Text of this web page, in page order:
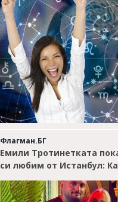
Флагман.БГ
Емили Тротинетката
си любим от Истанбул: